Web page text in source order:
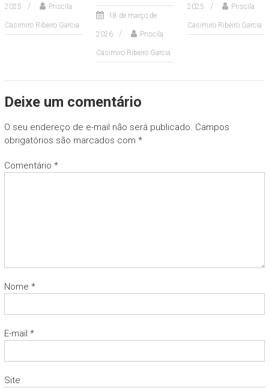
2025 Priscila
Casimiro Ribeiro Garcia
18 de março de
2026 Priscila
Casimiro Ribeiro Garcia
2025 Priscila
Casimiro Ribeiro Garcia
Deixe um comentário
O seu endereço de e-mail não será publicado. Campos
obrigatórios são marcados com *
Comentário *
Nome *
E-mail *
Site